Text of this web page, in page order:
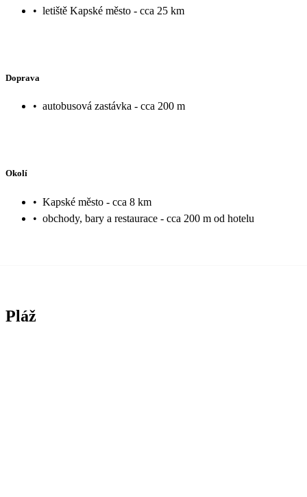
• letiště Kapské město - cca 25 km
Doprava
• autobusová zastávka - cca 200 m
Okolí
• Kapské město - cca 8 km
• obchody, bary a restaurace - cca 200 m od hotelu
Pláž